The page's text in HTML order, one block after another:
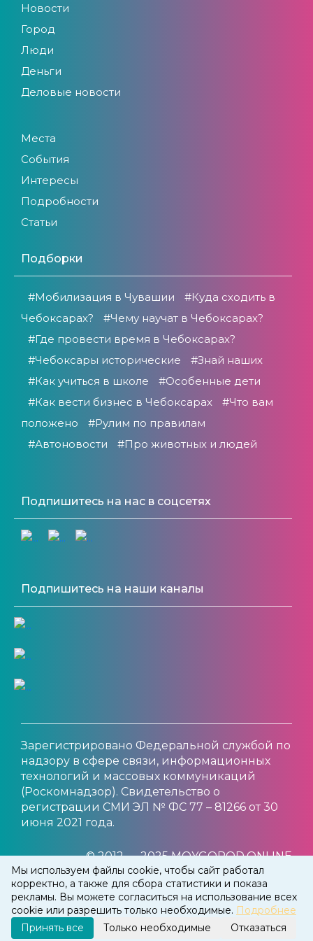
Мы используем файлы cookie, чтобы сайт работал
корректно, а также для сбора статистики и показа
рекламы. Вы можете согласиться на использование всех
cookie или разрешить только необходимые. Подробнее
Принять все
Только необходимые Отказаться
Новости
Город
Люди
Деньги
Деловые новости
Места
События
Интересы
Подробности
Статьи
Подборки
#Мобилизация в Чувашии
#Куда сходить в
Чебоксарах?
#Чему научат в Чебоксарах?
#Где провести время в Чебоксарах?
#Чебоксары исторические
#Знай наших
#Как учиться в школе
#Особенные дети
#Как вести бизнес в Чебоксарах
#Что вам
положено
#Рулим по правилам
#Автоновости
#Про животных и людей
Подпишитесь на нас в соцсетях
Подпишитесь на наши каналы
Зарегистрировано Федеральной службой по
надзору в сфере связи, информационных
технологий и массовых коммуникаций
(Роскомнадзор). Свидетельство о
регистрации СМИ ЭЛ № ФС 77 – 81266 от 30
июня 2021 года.
© 2012 — 2025 MOYGOROD.ONLINE